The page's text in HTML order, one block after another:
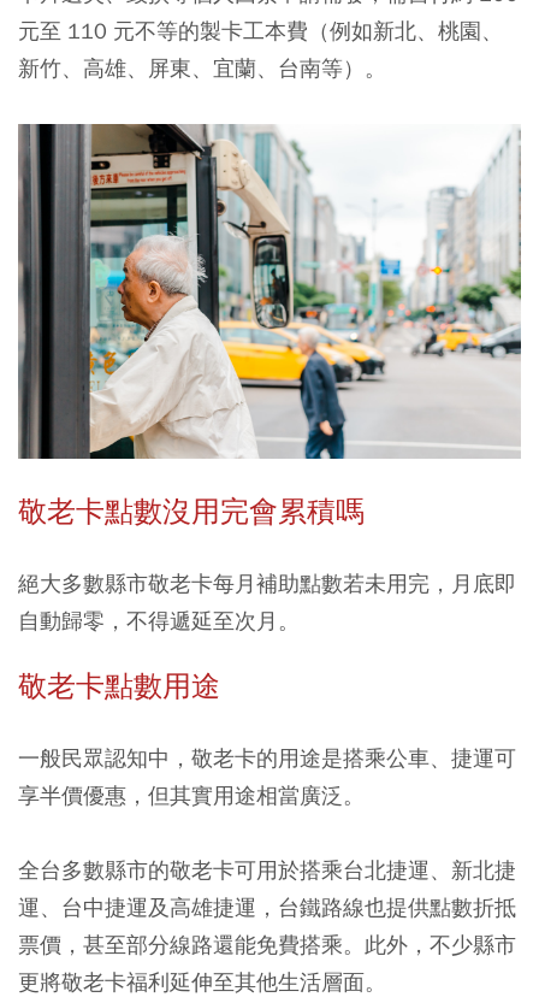
元至 110 元不等的製卡工本費（例如新北、桃園、
新竹、高雄、屏東、宜蘭、台南等）。
敬老卡點數沒用完會累積嗎
絕大多數縣市敬老卡每月補助點數若未用完，月底即
自動歸零，不得遞延至次月。
敬老卡點數用途
一般民眾認知中，敬老卡的用途是搭乘公車、捷運可
享半價優惠，但其實用途相當廣泛。
全台多數縣市的敬老卡可用於搭乘台北捷運、新北捷
運、台中捷運及高雄捷運，台鐵路線也提供點數折抵
票價，甚至部分線路還能免費搭乘。此外，不少縣市
更將敬老卡福利延伸至其他生活層面。